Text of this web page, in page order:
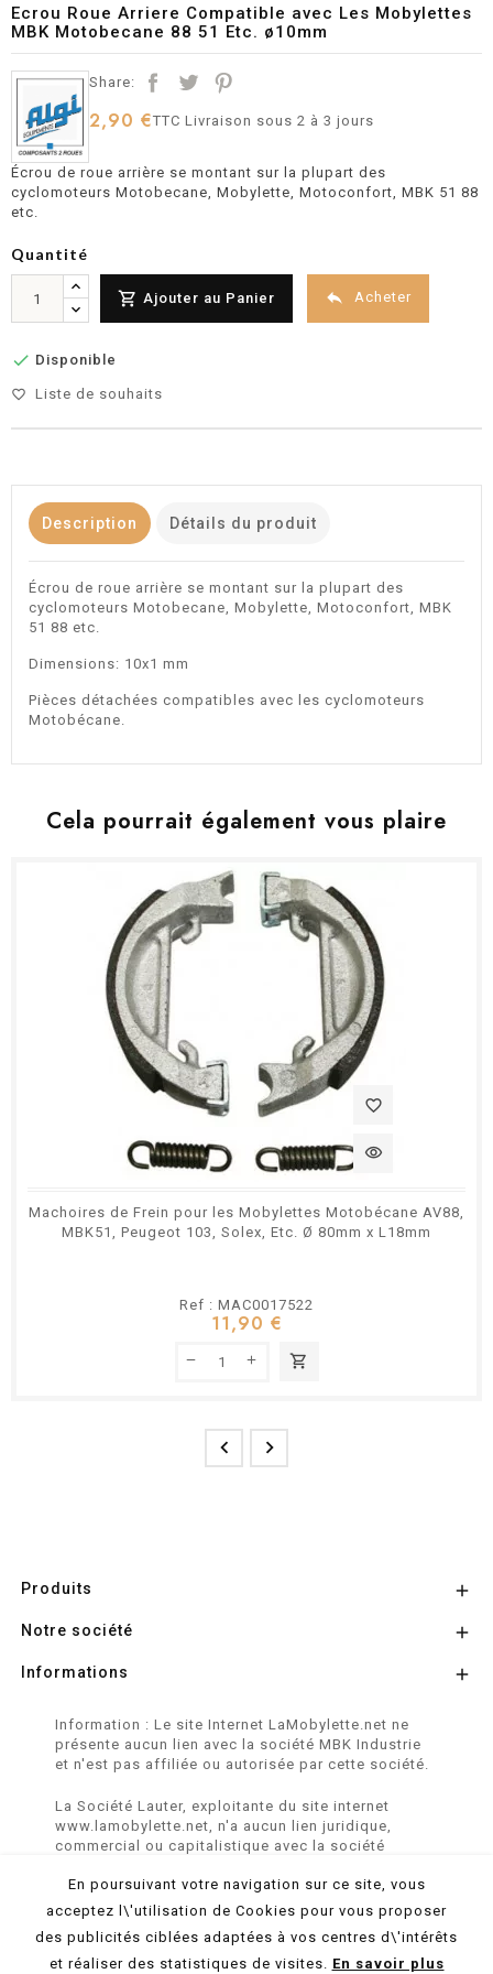
Ecrou Roue Arriere Compatible avec Les Mobylettes
MBK Motobecane 88 51 Etc. ø10mm
Share:
2,90 €TTCLivraison sous 2 à 3 jours
Écrou de roue arrière se montant sur la plupart des
cyclomoteurs Motobecane, Mobylette, Motoconfort, MBK 51 88
etc.
Quantité
 Ajouter au Panier  Acheter
 Disponible
favorite_border Liste de souhaits
Description Détails du produit
Écrou de roue arrière se montant sur la plupart des
cyclomoteurs Motobecane, Mobylette, Motoconfort, MBK
51 88 etc.
Dimensions: 10x1 mm
Pièces détachées compatibles avec les cyclomoteurs
Motobécane.
Cela pourrait également vous plaire
favorite_border
visibility
Machoires de Frein pour les Mobylettes Motobécane AV88,
MBK51, Peugeot 103, Solex, Etc. Ø 80mm x L18mm
Ref : MAC0017522
11,90 €
shopping_cart
 
Produits 
Notre société 
Informations 
Information : Le site Internet LaMobylette.net ne
présente aucun lien avec la société MBK Industrie
et n'est pas affiliée ou autorisée par cette société.
La Société Lauter, exploitante du site internet
www.lamobylette.net, n'a aucun lien juridique,
commercial ou capitalistique avec la société
marques SOLEX, VELOSOLEX, SOLEXINE et E-
SOLEX.
© 2026 LaMobylette.Net - Réalisation : ProduNet Informatique
En poursuivant votre navigation sur ce site, vous
acceptez l\'utilisation de Cookies pour vous proposer
des publicités ciblées adaptées à vos centres d\'intérêts
et réaliser des statistiques de visites. En savoir plus